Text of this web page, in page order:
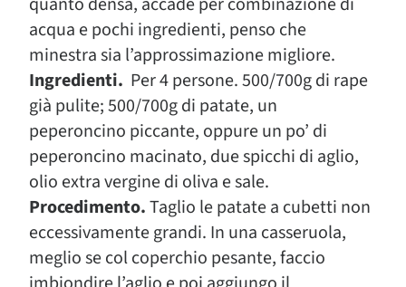
acqua e pochi ingredienti, penso che
minestra sia l’approssimazione migliore.
Ingredienti. Per 4 persone. 500/700g di rape
già pulite; 500/700g di patate, un
peperoncino piccante, oppure un po’ di
peperoncino macinato, due spicchi di aglio,
olio extra vergine di oliva e sale.
Procedimento.Taglio le patate a cubetti non
eccessivamente grandi. In una casseruola,
meglio se col coperchio pesante, faccio